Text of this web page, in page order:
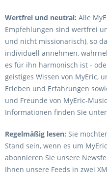
Wertfrei und neutral: Alle
Empfehlungen sind wertfrei
und nicht missionarisch), so
individuell annehmen,
es für ihn harmonisch ist -
geistiges Wissen von MyEric,
Erleben und Erfahrungen
und Freunde von MyEric-
Informationen finden Sie unter
Regelmäßig lesen: Sie
Stand sein, wenn es um
abonnieren Sie unsere
Ihnen unsere Feeds in zwei